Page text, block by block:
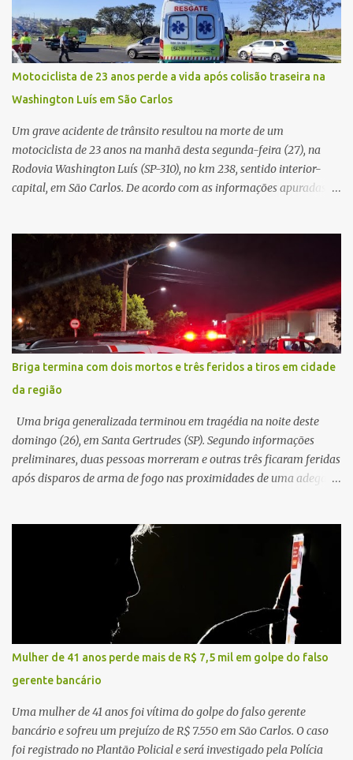
cerca de dez minutos para buscar ajuda. Ao retornar, constatou
que o automóvel havia desaparecido. A vítima realizou buscas
pelas imediações, mas não conseguiu localizar o veículo.
Conforme o boletim, um menino de aproximadamente 10 anos
relatou ter visto a Spin passando pelo local fazendo um forte ruído,
característica compatível com o problema mecânico que o veículo
já apresentava antes do furto. O carro possui seguro e, segundo a
v...
Motociclista de 23 anos perde a vida após colisão traseira na
Washington Luís em São Carlos
Um grave acidente de trânsito resultou na morte de um
motociclista de 23 anos na manhã desta segunda-feira (27), na
Rodovia Washington Luís (SP-310), no km 238, sentido interior-
capital, em São Carlos. De acordo com as informações apuradas no
veículo, o trânsito estava lento e congestionado devido a obras
realizadas na rodovia, momento em que ocorreu o impacto. Com
a violência da colisão, o motociclista foi arremessado ao solo.
Testemunhas relataram que o capacete teria se desprendido
durante o acidente. O jovem sofreu ferimentos gravíssimos e
morreu ainda no local. Equipes de resgate e de atendimento da
concessionária responsável pela rodovia foram acionadas e
realizaram a sinalização da via, além de prestarem socorro à
vítima. No entanto, o óbito foi constatado ainda no local do
acidente. A Polícia Militar Rodoviária compareceu para o registro
da ocorrência...
Briga termina com dois mortos e três feridos a tiros em cidade
da região
Uma briga generalizada terminou em tragédia na noite deste
domingo (26), em Santa Gertrudes (SP). Segundo informações
preliminares, duas pessoas morreram e outras três ficaram feridas
após disparos de arma de fogo nas proximidades de uma adega. O
começado dentro do estabelecimento e se estendido para a área
externa, quando dois homens armados passaram a efetuar
diversos disparos. Duas vítimas morreram ainda no local. Outras
três pessoas foram baleadas e socorridas. Até o momento, não
foram divulgadas informações oficiais sobre o estado de saúde dos
feridos. Equipes da Polícia Militar de Santa Gertrudes atenderam a
ocorrência e isolaram a área para o trabalho da perícia. Até a
última atualização, nenhum suspeito havia sido preso. A Polícia
Civil investigará a motivação da briga, a autoria dos disparos e as
circunstâncias do crime. A ocorrência segue em anda...
Mulher de 41 anos perde mais de R$ 7,5 mil em golpe do falso
gerente bancário
Uma mulher de 41 anos foi vítima do golpe do falso gerente
bancário e sofreu um prejuízo de R$ 7.550 em São Carlos. O caso
foi registrado no Plantão Policial e será investigado pela Polícia